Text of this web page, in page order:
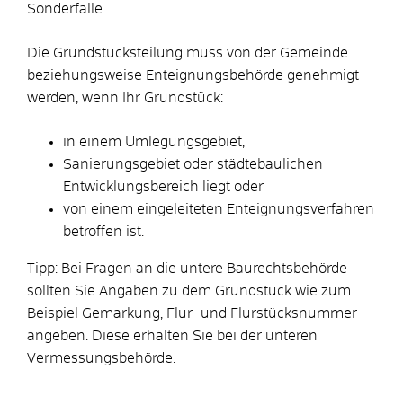
Sonderfälle
Die Grundstücksteilung muss von der Gemeinde
beziehungsweise Enteignungsbehörde genehmigt
werden, wenn Ihr Grundstück:
in einem Umlegungsgebiet,
Sanierungsgebiet oder städtebaulichen
Entwicklungsbereich liegt oder
von einem eingeleiteten Enteignungsverfahren
betroffen ist.
Tipp: Bei Fragen an die untere Baurechtsbehörde
sollten Sie Angaben zu dem Grundstück wie zum
Beispiel Gemarkung, Flur- und Flurstücksnummer
angeben. Diese erhalten Sie bei der unteren
Vermessungsbehörde.